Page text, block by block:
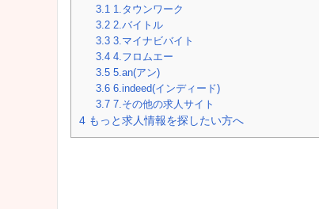
3.1 1.タウンワーク
3.2 2.バイトル
3.3 3.マイナビバイト
3.4 4.フロムエー
3.5 5.an(アン)
3.6 6.indeed(インディード)
3.7 7.その他の求人サイト
4 もっと求人情報を探したい方へ